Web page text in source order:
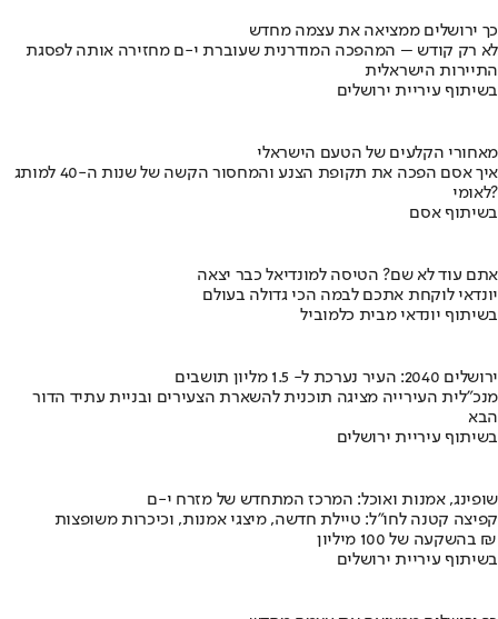
כך ירושלים ממציאה את עצמה מחדש
לא רק קודש – המהפכה המודרנית שעוברת י-ם מחזירה אותה לפסגת
התיירות הישראלית
בשיתוף עיריית ירושלים
מאחורי הקלעים של הטעם הישראלי
איך אסם הפכה את תקופת הצנע והמחסור הקשה של שנות ה-40 למותג
לאומי?
בשיתוף אסם
אתם עוד לא שם? הטיסה למונדיאל כבר יצאה
יונדאי לוקחת אתכם לבמה הכי גדולה בעולם
בשיתוף יונדאי מבית כלמוביל
ירושלים 2040: העיר נערכת ל- 1.5 מליון תושבים
מנכ"לית העירייה מציגה תוכנית להשארת הצעירים ובניית עתיד הדור
הבא
בשיתוף עיריית ירושלים
שופינג, אמנות ואוכל: המרכז המתחדש של מזרח י-ם
קפיצה קטנה לחו"ל: טיילת חדשה, מיצגי אמנות, וכיכרות משופצות
בהשקעה של 100 מיליון ₪
בשיתוף עיריית ירושלים